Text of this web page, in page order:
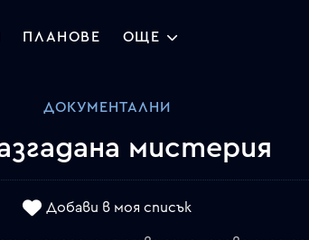
ПЛАНОВЕ ОЩЕ
ДОКУМЕНТАЛНИ
мистерия
Добави в моя списък